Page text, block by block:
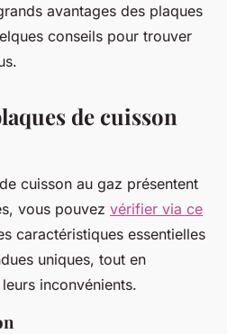
avantages des plaques
conseils pour trouver
de cuisson
cuisson au gaz présentent
vous pouvez vérifier via ce
caractéristiques essentielles
uniques, tout en
inconvénients.